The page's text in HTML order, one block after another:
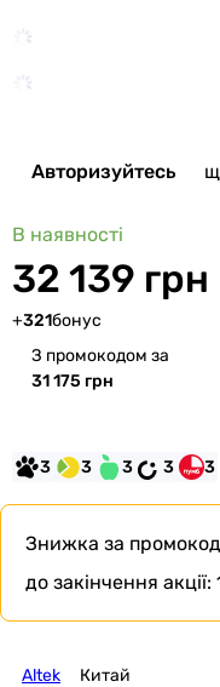
Авторизуйтесь
В наявності
32 139 грн
+321бонус
З промокодом за
31 175 грн
3 3 3 3 3
Знижка за
до закінчення акції:
Altek Китай